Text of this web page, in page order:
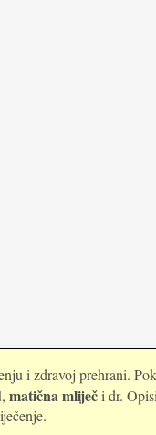
i zdravoj prehrani.
, matična mliječi dr.